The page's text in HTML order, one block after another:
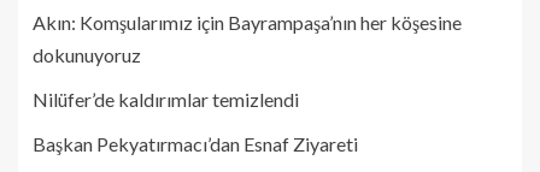
Akın: Komşularımız için Bayrampaşa’nın her köşesine
dokunuyoruz
Nilüfer’de kaldırımlar temizlendi
Başkan Pekyatırmacı’dan Esnaf Ziyareti